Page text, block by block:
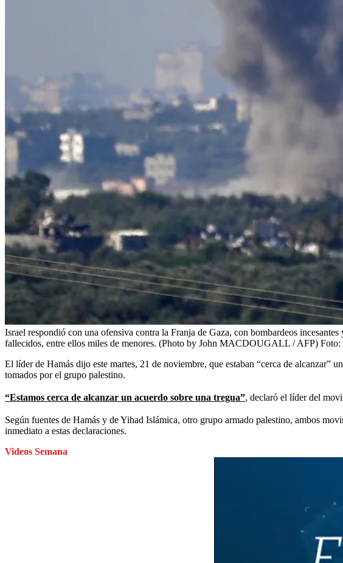
Israel respondió con una ofensiva contra la Franja de Gaza, con bombardeos
fallecidos, entre ellos miles de menores. (Photo by John MACDOUGALL / AFP) Foto:
El líder de Hamás dijo este martes, 21 de noviembre, que estaban “cerca de alcanzar”
tomados por el grupo palestino.
“Estamos cerca de alcanzar un acuerdo sobre una tregua”, declaró el líder del
Según fuentes de Hamás y de Yihad Islámica, otro grupo armado palestino, ambos
inmediato a estas declaraciones.
Videos Semana